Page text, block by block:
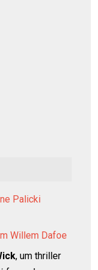
Palicki
Willem Dafoe
, um thriller